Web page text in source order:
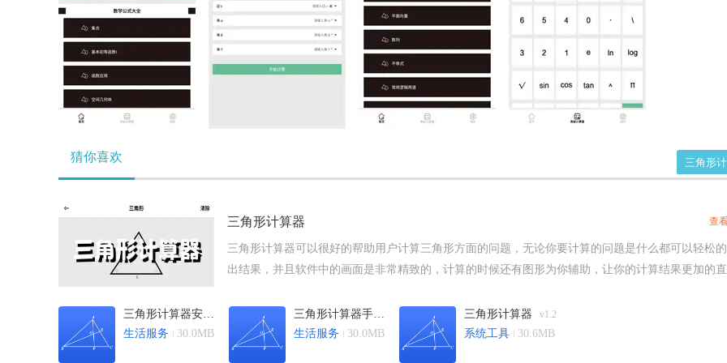
猜你喜欢 三角形
三角形计算器 查
三角形计算器可以很好的帮助用户计算三角形方面的问题，无论你要计算的问题是什么都可以轻松
出结果，并且软件中的画面是非常精致的，计算的时候还有图形为你辅助，让你的计算结果更加的直
形计算器的很多版本，如三角形计算器手机版、三角形计算器安卓版等等，快来下载体验吧。
三角形计算器安卓版
生活服务 30.0MB
三角形计算器手机版
生活服务 30.0MB
三角形计算器 v1.2
系统工具 30.6MB